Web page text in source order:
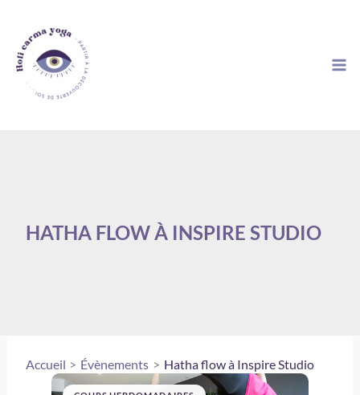
contenu
HATHA FLOW À INSPIRE STUDIO
Accueil Évènements Hatha flow à Inspire Studio